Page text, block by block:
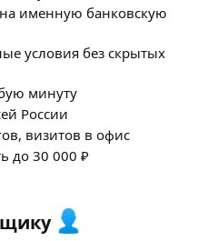
именную банковскую
условия без скрытых
минуту
России
визитов в офис
до 30 000 ₽